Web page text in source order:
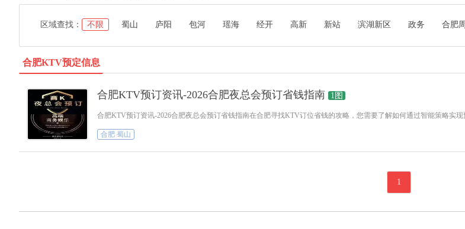
区域查找： 不限 蜀山 庐阳 包河 瑶海 经开 高新 新站 滨湖新区 政务 合肥
合肥KTV预定信息
合肥KTV预订资讯-2026合肥夜总会预订省钱指南 1图
合肥KTV预订资讯-2026合肥夜总会预订省钱指南在合肥寻找KTV订位省钱的攻略，您需要了解如何通过智能策略实
合肥 蜀山
1